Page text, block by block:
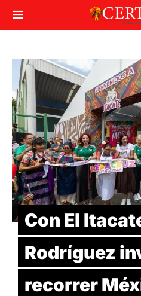
Con El
Rodríguez
recorrer